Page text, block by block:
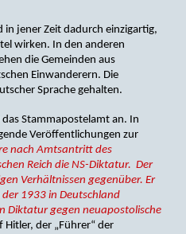
in jener Zeit dadurch einzigartig,
wirken. In den anderen
die Gemeinden aus
Einwanderern. Die
Sprache gehalten.
Stammapostelamt an. In
Veröffentlichungen zur
nach Amtsantritt des
Reich die NS-Diktatur. Der
Verhältnissen gegenüber. Er
1933 in Deutschland
Diktatur gegen neuapostolische
Hitler, der „Führer“ der